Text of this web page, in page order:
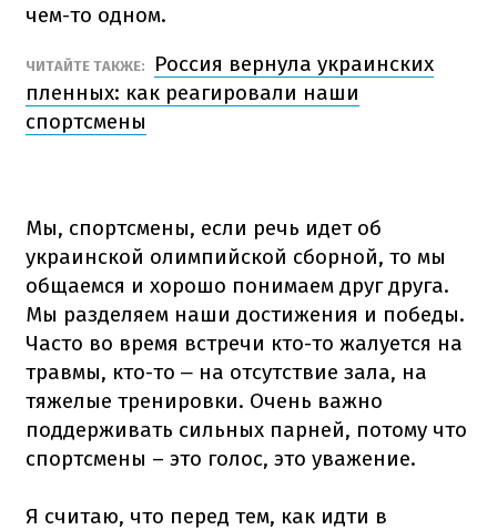
чем-то одном.
ЧИТАЙТЕ ТАКЖЕ:
Россия вернула украинских
пленных: как реагировали наши
спортсмены
Мы, спортсмены, если речь идет об
украинской олимпийской сборной, то мы
общаемся и хорошо понимаем друг друга.
Мы разделяем наши достижения и победы.
Часто во время встречи кто-то жалуется на
травмы, кто-то – на отсутствие зала, на
тяжелые тренировки. Очень важно
поддерживать сильных парней, потому что
спортсмены – это голос, это уважение.
Я считаю, что перед тем, как идти в